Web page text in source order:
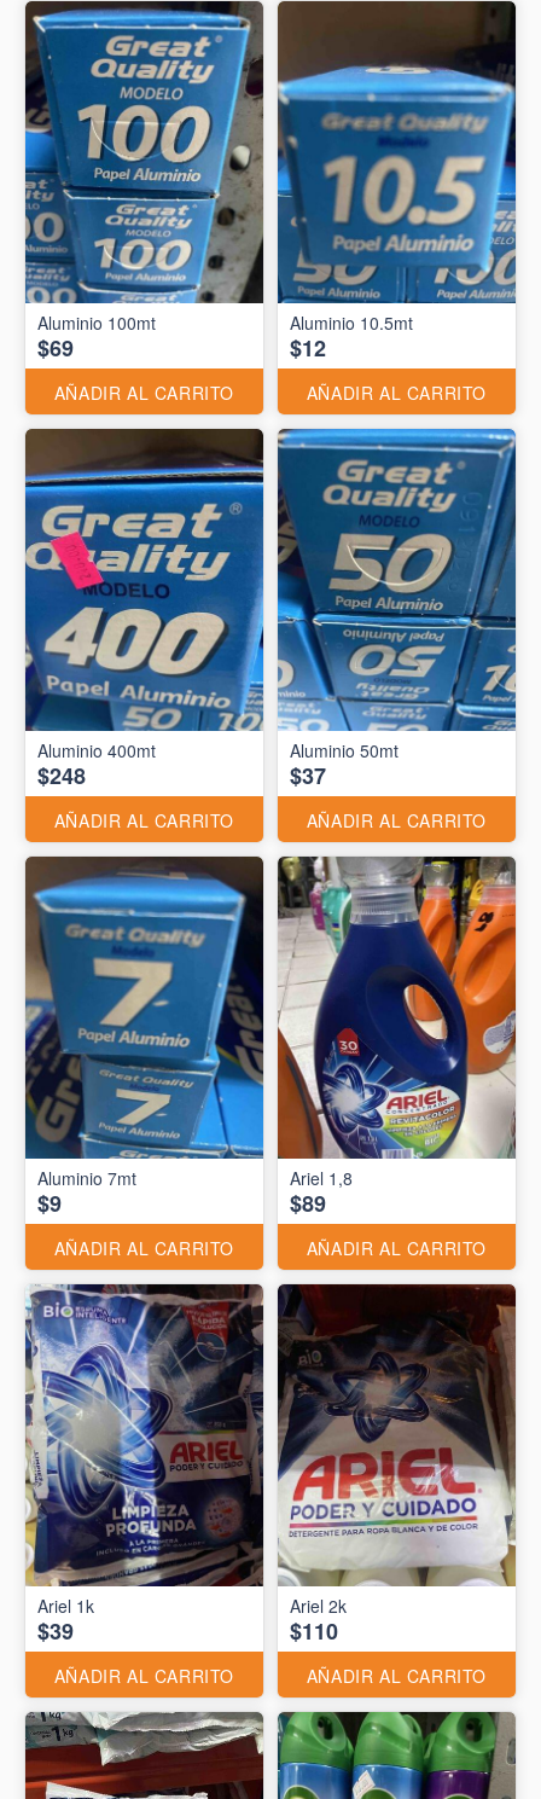
$69
AÑADIR AL CARRITO
Aluminio 10.5mt
$12
AÑADIR AL CARRITO
Aluminio 400mt
$248
AÑADIR AL CARRITO
Aluminio 50mt
$37
AÑADIR AL CARRITO
Aluminio 7mt
$9
AÑADIR AL CARRITO
Ariel 1,8
$89
AÑADIR AL CARRITO
Ariel 1k
$39
AÑADIR AL CARRITO
Ariel 2k
$110
AÑADIR AL CARRITO